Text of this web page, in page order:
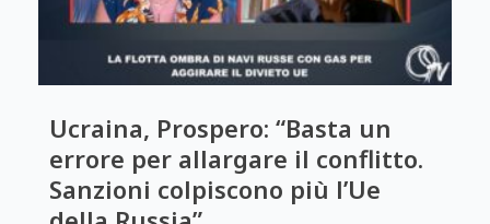
Ucraina, Prospero: “Basta un
errore per allargare il conflitto.
Sanzioni colpiscono più l’Ue